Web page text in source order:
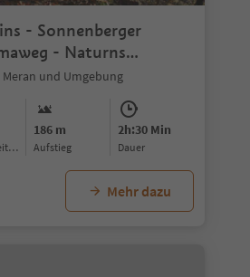
- Sonnenberger
- Naturns
Nr. 5)
und Umgebung
186 m
Aufstieg
2h:30 Min
Dauer
Mehr dazu